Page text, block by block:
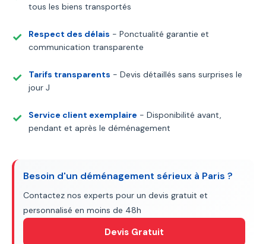
tous les biens transportés
Respect des délais - Ponctualité garantie et
communication transparente
Tarifs transparents - Devis détaillés sans surprises le
jour J
Service client exemplaire - Disponibilité avant,
pendant et après le déménagement
Besoin d'un déménagement sérieux à Paris ?
Contactez nos experts pour un devis gratuit et
personnalisé en moins de 48h
Devis Gratuit